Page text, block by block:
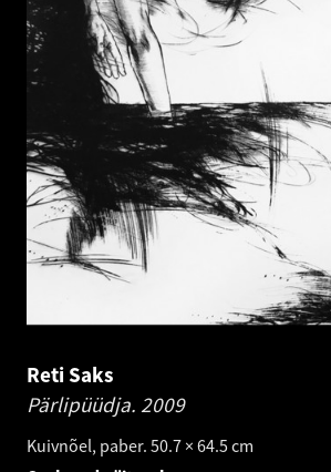
Reti Saks
Pärlipüüdja. 2009
Kuivnõel, paber. 50.7 × 64.5 cm